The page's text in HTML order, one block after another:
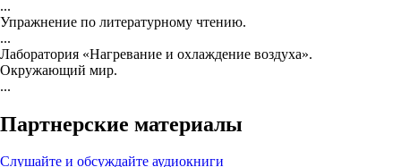
...
Упражнение по литературному чтению.
...
Лаборатория «Нагревание и охлаждение воздуха».
Окружающий мир.
...
Партнерские материалы
Cлушайте и обсуждайте аудиокниги